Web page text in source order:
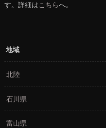
す。詳細はこちらへ。
地域
北陸
石川県
富山県